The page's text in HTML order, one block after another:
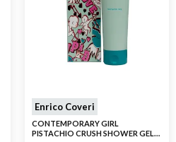
Enrico Coveri
CONTEMPORARY GIRL
PISTACHIO CRUSH SHOWER GEL